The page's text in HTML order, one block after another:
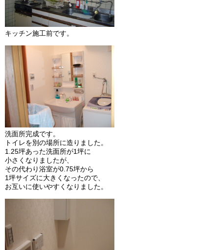
キッチン施工前です。
洗面所完成です。
トイレを別の場所に造りました。
1.25坪あった洗面所が1坪に
小さくなりましたが、
その代わり浴室が0.75坪から
1坪サイズに大きくなったので、
お互いに使いやすくなりました。